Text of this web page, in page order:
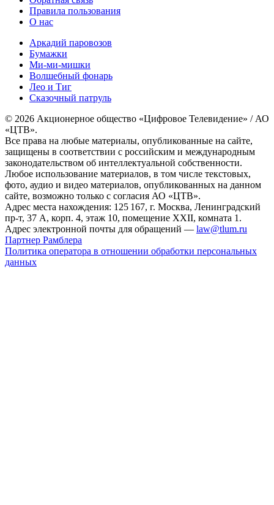
Правила пользования
О нас
Аркадий паровозов
Бумажки
Ми-ми-мишки
Волшебный фонарь
Лео и Тиг
Сказочный патруль
© 2026 Акционерное общество «Цифровое Телевидение» / АО
«ЦТВ».
Все права на любые материалы, опубликованные на сайте,
защищены в соответствии с российским и международным
законодательством об интеллектуальной собственности.
Любое использование материалов, в том числе текстовых,
фото, аудио и видео материалов, опубликованных на данном
сайте, возможно только с согласия АО «ЦТВ».
Адрес места нахождения: 125 167, г. Москва, Ленинградский
пр-т, 37 А, корп. 4, этаж 10, помещение XXII, комната 1.
Адрес электронной почты для обращений — law@tlum.ru
Партнер Рамблера
Политика оператора в отношении обработки персональных
данных